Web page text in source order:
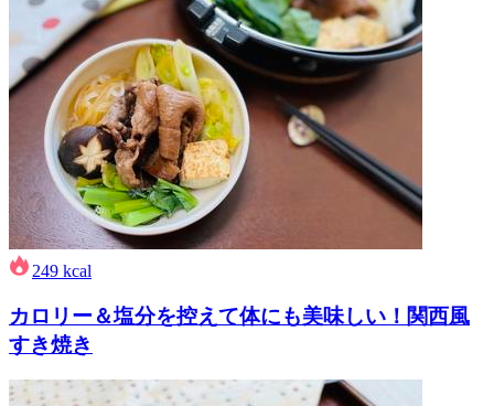
249 kcal
カロリー＆塩分を控えて体にも美味しい！関西風
すき焼き